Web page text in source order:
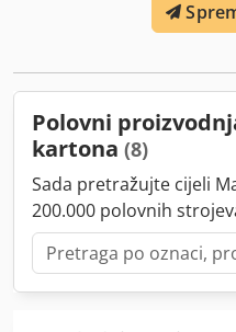
Polovni
kartona (8)
Sada pretražujte cijeli
200.000 polovnih